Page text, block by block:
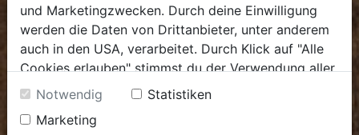
Verkauf
Mo - Do: 8.00 - 16.00 Uhr
Fr: 8.00 - 12.00 Uhr
.verkauf@biohof.at
.+43 7272 4859 50
und Marketingzwecken. Durch deine Einwilligung
werden die Daten von Drittanbieter, unter anderem
auch in den USA, verarbeitet. Durch Klick auf "Alle
Cookies erlauben" stimmst du der Verwendung aller
Cookies zu. Unter "Details anzeigen" findest du alle
Infos zu den unterschiedlichen Cookies, du kannst
auch entscheiden, welche Cookies du erlauben
Notwendig
Statistiken
Marketing